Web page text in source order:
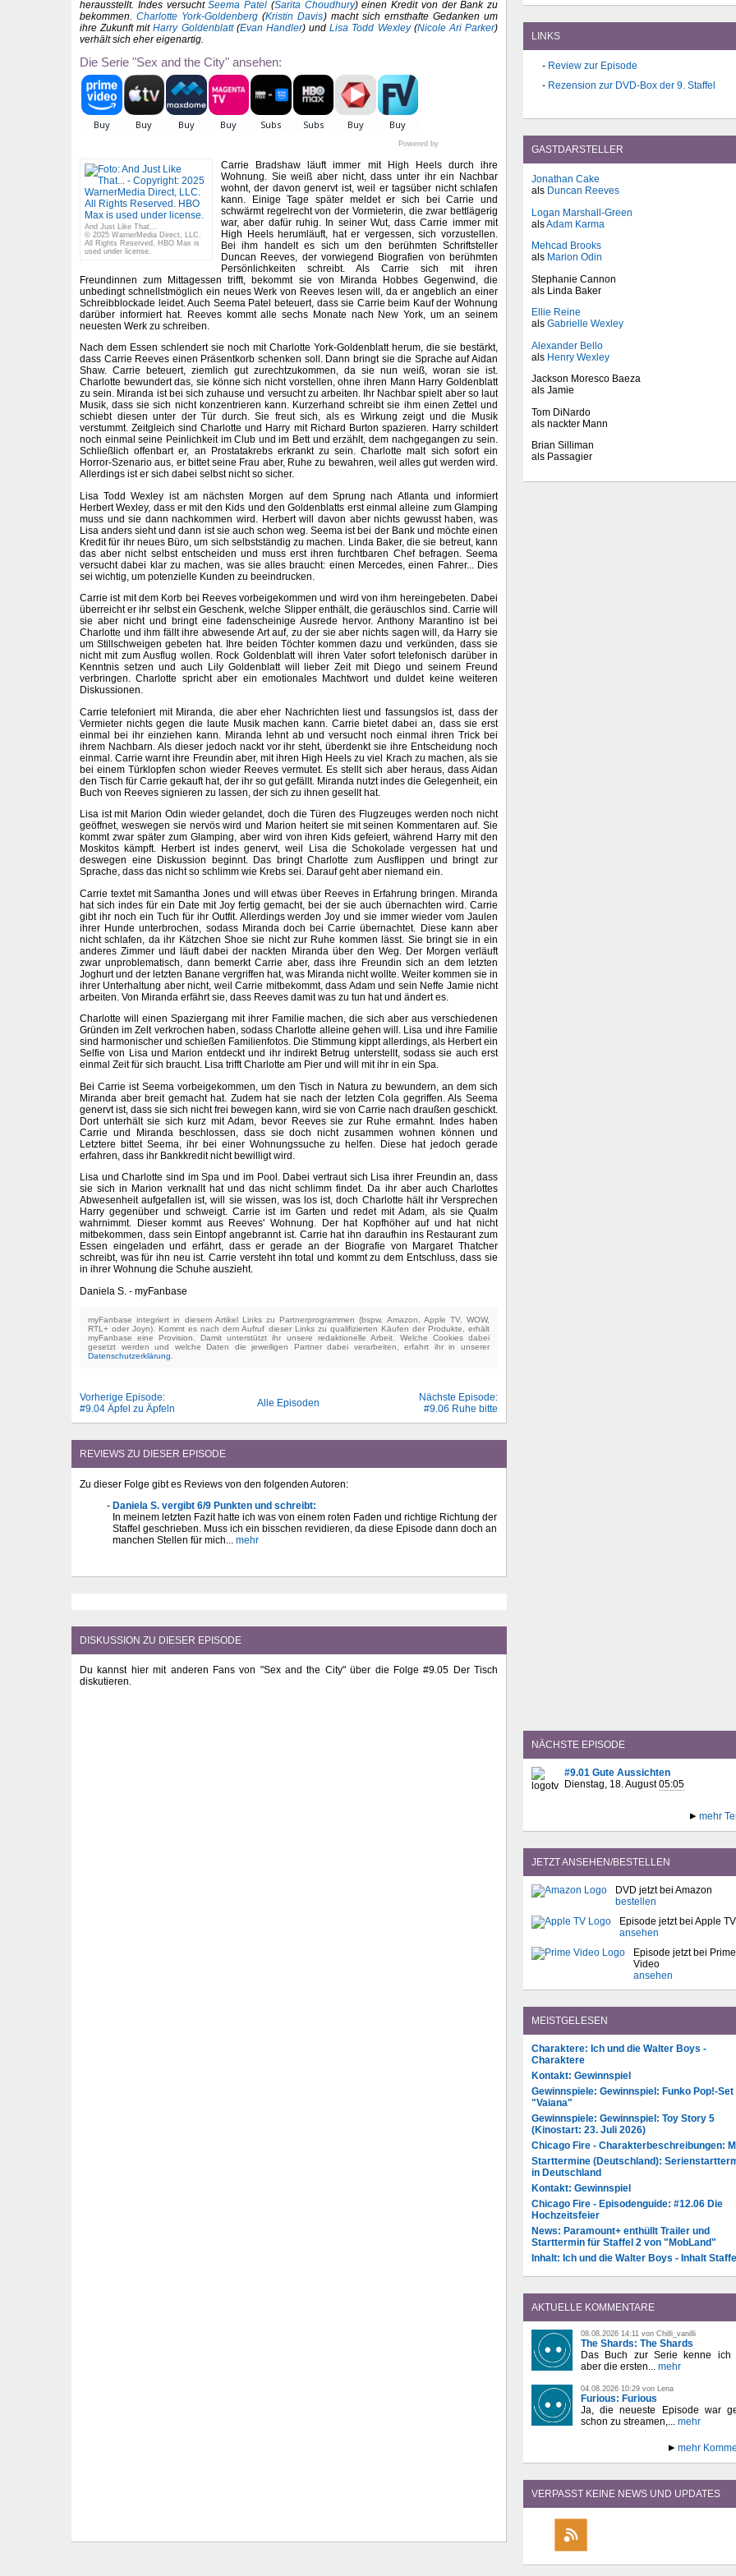
herausstellt. Indes versuchtSeema Patel (Sarita Choudhury) einen Kredit von der Bank zu
bekommen.Charlotte York-Goldenberg (Kristin Davis) macht sich ernsthafte Gedanken um
ihre Zukunft mitHarry Goldenblatt(Evan Handler) undLisa Todd Wexley(Nicole Ari Parker)
verhält sich eher eigenartig.
Die Serie "Sex and the City" ansehen:
Powered by
And Just Like That...
© 2025 WarnerMedia Direct, LLC.
All Rights Reserved. HBO Max is
used under license.
Carrie Bradshaw läuft immer mit High Heels durch ihre
Wohnung. Sie weiß aber nicht, dass unter ihr ein Nachbar
wohnt, der davon genervt ist, weil er tagsüber nicht schlafen
kann. Einige Tage später meldet er sich bei Carrie und
schwärmt regelrecht von der Vormieterin, die zwar bettlägerig
war, aber dafür ruhig. In seiner Wut, dass Carrie immer mit
High Heels herumläuft, hat er vergessen, sich vorzustellen.
Bei ihm handelt es sich um den berühmten Schriftsteller
Duncan Reeves, der vorwiegend Biografien von berühmten
Persönlichkeiten schreibt. Als Carrie sich mit ihren
Freundinnen zum Mittagessen trifft, bekommt sie von Miranda Hobbes Gegenwind, die
unbedingt schnellstmöglich ein neues Werk von Reeves lesen will, da er angeblich an einer
Schreibblockade leidet. Auch Seema Patel beteuert, dass sie Carrie beim Kauf der Wohnung
darüber informiert hat. Reeves kommt alle sechs Monate nach New York, um an seinem
neuesten Werk zu schreiben.
Nach dem Essen schlendert sie noch mit Charlotte York-Goldenblatt herum, die sie bestärkt,
dass Carrie Reeves einen Präsentkorb schenken soll. Dann bringt sie die Sprache auf Aidan
Shaw. Carrie beteuert, ziemlich gut zurechtzukommen, da sie nun weiß, woran sie ist.
Charlotte bewundert das, sie könne sich nicht vorstellen, ohne ihren Mann Harry Goldenblatt
zu sein. Miranda ist bei sich zuhause und versucht zu arbeiten. Ihr Nachbar spielt aber so laut
Musik, dass sie sich nicht konzentrieren kann. Kurzerhand schreibt sie ihm einen Zettel und
schiebt diesen unter der Tür durch. Sie freut sich, als es Wirkung zeigt und die Musik
verstummt. Zeitgleich sind Charlotte und Harry mit Richard Burton spazieren. Harry schildert
noch einmal seine Peinlichkeit im Club und im Bett und erzählt, dem nachgegangen zu sein.
Schließlich offenbart er, an Prostatakrebs erkrankt zu sein. Charlotte malt sich sofort ein
Horror-Szenario aus, er bittet seine Frau aber, Ruhe zu bewahren, weil alles gut werden wird.
Allerdings ist er sich dabei selbst nicht so sicher.
Lisa Todd Wexley ist am nächsten Morgen auf dem Sprung nach Atlanta und informiert
Herbert Wexley, dass er mit den Kids und den Goldenblatts erst einmal alleine zum Glamping
muss und sie dann nachkommen wird. Herbert will davon aber nichts gewusst haben, was
Lisa anders sieht und dann ist sie auch schon weg. Seema ist bei der Bank und möchte einen
Kredit für ihr neues Büro, um sich selbstständig zu machen. Linda Baker, die sie betreut, kann
das aber nicht selbst entscheiden und muss erst ihren furchtbaren Chef befragen. Seema
versucht dabei klar zu machen, was sie alles braucht: einen Mercedes, einen Fahrer... Dies
sei wichtig, um potenzielle Kunden zu beeindrucken.
Carrie ist mit dem Korb bei Reeves vorbeigekommen und wird von ihm hereingebeten. Dabei
überreicht er ihr selbst ein Geschenk, welche Slipper enthält, die geräuschlos sind. Carrie will
sie aber nicht und bringt eine fadenscheinige Ausrede hervor. Anthony Marantino ist bei
Charlotte und ihm fällt ihre abwesende Art auf, zu der sie aber nichts sagen will, da Harry sie
um Stillschweigen gebeten hat. Ihre beiden Töchter kommen dazu und verkünden, dass sie
nicht mit zum Ausflug wollen. Rock Goldenblatt will ihren Vater sofort telefonisch darüber in
Kenntnis setzen und auch Lily Goldenblatt will lieber Zeit mit Diego und seinem Freund
verbringen. Charlotte spricht aber ein emotionales Machtwort und duldet keine weiteren
Diskussionen.
Carrie telefoniert mit Miranda, die aber eher Nachrichten liest und fassungslos ist, dass der
Vermieter nichts gegen die laute Musik machen kann. Carrie bietet dabei an, dass sie erst
einmal bei ihr einziehen kann. Miranda lehnt ab und versucht noch einmal ihren Trick bei
ihrem Nachbarn. Als dieser jedoch nackt vor ihr steht, überdenkt sie ihre Entscheidung noch
einmal. Carrie warnt ihre Freundin aber, mit ihren High Heels zu viel Krach zu machen, als sie
bei einem Türklopfen schon wieder Reeves vermutet. Es stellt sich aber heraus, dass Aidan
den Tisch für Carrie gekauft hat, der ihr so gut gefällt. Miranda nutzt indes die Gelegenheit, ein
Buch von Reeves signieren zu lassen, der sich zu ihnen gesellt hat.
Lisa ist mit Marion Odin wieder gelandet, doch die Türen des Flugzeuges werden noch nicht
geöffnet, weswegen sie nervös wird und Marion heitert sie mit seinen Kommentaren auf. Sie
kommt zwar später zum Glamping, aber wird von ihren Kids gefeiert, während Harry mit den
Moskitos kämpft. Herbert ist indes genervt, weil Lisa die Schokolade vergessen hat und
deswegen eine Diskussion beginnt. Das bringt Charlotte zum Ausflippen und bringt zur
Sprache, dass das nicht so schlimm wie Krebs sei. Darauf geht aber niemand ein.
Carrie textet mit Samantha Jones und will etwas über Reeves in Erfahrung bringen. Miranda
hat sich indes für ein Date mit Joy fertig gemacht, bei der sie auch übernachten wird. Carrie
gibt ihr noch ein Tuch für ihr Outfit. Allerdings werden Joy und sie immer wieder vom Jaulen
ihrer Hunde unterbrochen, sodass Miranda doch bei Carrie übernachtet. Diese kann aber
nicht schlafen, da ihr Kätzchen Shoe sie nicht zur Ruhe kommen lässt. Sie bringt sie in ein
anderes Zimmer und läuft dabei der nackten Miranda über den Weg. Der Morgen verläuft
zwar unproblematisch, dann bemerkt Carrie aber, dass ihre Freundin sich an dem letzten
Joghurt und der letzten Banane vergriffen hat, was Miranda nicht wollte. Weiter kommen sie in
ihrer Unterhaltung aber nicht, weil Carrie mitbekommt, dass Adam und sein Neffe Jamie nicht
arbeiten. Von Miranda erfährt sie, dass Reeves damit was zu tun hat und ändert es.
Charlotte will einen Spaziergang mit ihrer Familie machen, die sich aber aus verschiedenen
Gründen im Zelt verkrochen haben, sodass Charlotte alleine gehen will. Lisa und ihre Familie
sind harmonischer und schießen Familienfotos. Die Stimmung kippt allerdings, als Herbert ein
Selfie von Lisa und Marion entdeckt und ihr indirekt Betrug unterstellt, sodass sie auch erst
einmal Zeit für sich braucht. Lisa trifft Charlotte am Pier und will mit ihr in ein Spa.
Bei Carrie ist Seema vorbeigekommen, um den Tisch in Natura zu bewundern, an dem sich
Miranda aber breit gemacht hat. Zudem hat sie nach der letzten Cola gegriffen. Als Seema
genervt ist, dass sie sich nicht frei bewegen kann, wird sie von Carrie nach draußen geschickt.
Dort unterhält sie sich kurz mit Adam, bevor Reeves sie zur Ruhe ermahnt. Indes haben
Carrie und Miranda beschlossen, dass sie doch nicht zusammen wohnen können und
Letztere bittet Seema, ihr bei einer Wohnungssuche zu helfen. Diese hat jedoch gerade
erfahren, dass ihr Bankkredit nicht bewilligt wird.
Lisa und Charlotte sind im Spa und im Pool. Dabei vertraut sich Lisa ihrer Freundin an, dass
sie sich in Marion verknallt hat und das nicht schlimm findet. Da ihr aber auch Charlottes
Abwesenheit aufgefallen ist, will sie wissen, was los ist, doch Charlotte hält ihr Versprechen
Harry gegenüber und schweigt. Carrie ist im Garten und redet mit Adam, als sie Qualm
wahrnimmt. Dieser kommt aus Reeves' Wohnung. Der hat Kopfhöher auf und hat nicht
mitbekommen, dass sein Eintopf angebrannt ist. Carrie hat ihn daraufhin ins Restaurant zum
Essen eingeladen und erfährt, dass er gerade an der Biografie von Margaret Thatcher
schreibt, was für ihn neu ist. Carrie versteht ihn total und kommt zu dem Entschluss, dass sie
in ihrer Wohnung die Schuhe auszieht.
Daniela S. - myFanbase
myFanbase integriert in diesem Artikel Links zu Partnerprogrammen (bspw. Amazon, Apple TV, WOW,
RTL+ oder Joyn). Kommt es nach dem Aufruf dieser Links zu qualifizierten Käufen der Produkte, erhält
myFanbase eine Provision. Damit unterstützt ihr unsere redaktionelle Arbeit. Welche Cookies dabei
gesetzt werden und welche Daten die jeweiligen Partner dabei verarbeiten, erfahrt ihr in unserer
Datenschutzerklärung
Vorherige Episode:
#9.04 Äpfel zu Äpfeln
Alle Episoden
Nächste Episode:
#9.06 Ruhe bitte
REVIEWS ZU DIESER EPISODE
Zu dieser Folge gibt es Reviews von den folgenden Autoren:
Daniela S. vergibt 6/9 Punkten und schreibt:
In meinem letzten Fazit hatte ich was von einem roten Faden und richtige Richtung der
Staffel geschrieben. Muss ich ein bisschen revidieren, da diese Episode dann doch an
manchen Stellen für mich... mehr
DISKUSSION ZU DIESER EPISODE
Du kannst hier mit anderen Fans von "Sex and the City" über die Folge #9.05 Der Tisch
diskutieren.
LINKS
Review zur Episode
Rezension zur DVD-Box der 9. Staffel
GASTDARSTELLER
Jonathan Cake
als Duncan Reeves
Logan Marshall-Green
alsAdam Karma
Mehcad Brooks
als Marion Odin
Stephanie Cannon
als Linda Baker
Ellie Reine
als Gabrielle Wexley
Alexander Bello
als Henry Wexley
Jackson Moresco Baeza
als Jamie
Tom DiNardo
als nackter Mann
Brian Silliman
als Passagier
NÄCHSTE EPISODE
#9.01 Gute Aussichten
Dienstag, 18. August05:05
mehr
JETZT ANSEHEN/BESTELLEN
DVD jetzt bei Amazon
bestellen
Episode jetzt bei Apple TV
ansehen
Episode jetzt bei Prime
Video
ansehen
MEISTGELESEN
Charaktere: Ich und die Walter Boys -
Charaktere
Kontakt: Gewinnspiel
Gewinnspiele: Gewinnspiel: Funko Pop!-Set
"Vaiana"
Gewinnspiele: Gewinnspiel: Toy Story 5
(Kinostart: 23. Juli 2026)
Chicago Fire - Charakterbeschreibungen:
Starttermine (Deutschland):
in Deutschland
Kontakt: Gewinnspiel
Chicago Fire - Episodenguide: #12.06 Die
Hochzeitsfeier
News: Paramount+ enthüllt Trailer und
Starttermin für Staffel 2 von "MobLand"
Inhalt: Ich und die Walter Boys - Inhalt
AKTUELLE KOMMENTARE
08.08.2026 14:11 von Chilli_vanilli
The Shards: The Shards
Das Buch zur Serie kenne ich
aber die ersten... mehr
04.08.2026 10:29 von Lena
Furious: Furious
Ja, die neueste Episode war
schon zu streamen,... mehr
mehr
VERPASST KEINE NEWS UND UPDATES